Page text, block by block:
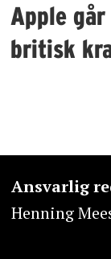
Apple
britisk
Ansvarlig
Henning